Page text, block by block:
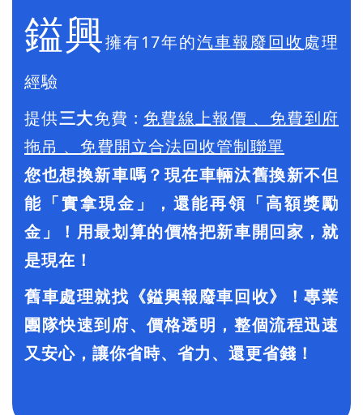
鎰興擁有17年的汽車報廢回收處理
經驗
提供三大免費 : 免費線上報價 、免費到府
拖吊 、免費開立合法回收管制聯單
您也想換新車嗎？現在車輛汰舊換新不但
能「實拿現金」，還能再領「高額獎勵
金」！用最划算的價格把新車開回家，就
是現在！
舊車處理就找《鎰興報廢車回收》！專業
團隊快速到府、價格透明，整個流程迅速
又安心，讓你省時、省力、還更省錢！